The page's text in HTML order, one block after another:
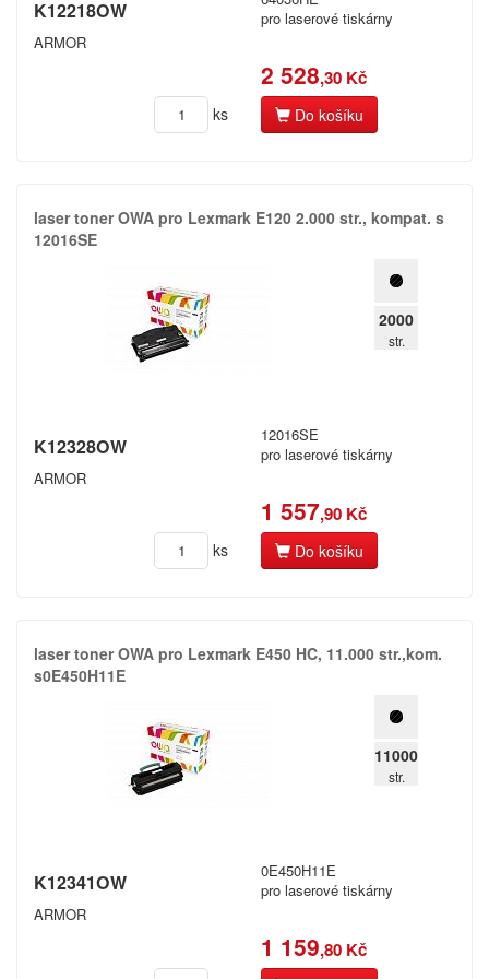
Star
Utax
K12218OW
ARMOR
pro laserové tiskárny
2 528,30 Kč
ks Do košíku
laser toner OWA pro Lexmark E120 2.​000 str.​,​ kompat.​ s
12016SE
2000
str.
K12328OW
ARMOR
12016SE
pro laserové tiskárny
1 557,90 Kč
ks Do košíku
laser toner OWA pro Lexmark E450 HC,​ 11.​000 str.​,​kom.​
s0E450H11E
11000
str.
K12341OW
ARMOR
0E450H11E
pro laserové tiskárny
1 159,80 Kč